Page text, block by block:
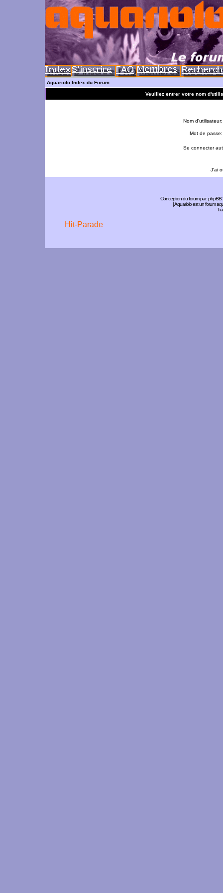
Aquariolo Index du Forum
Veuillez entrer votre nom
Nom d'utilisateur:
Mot de passe:
Se connecter
J'ai
Conception du forum par:phpBB
| Aquariolo est un forum